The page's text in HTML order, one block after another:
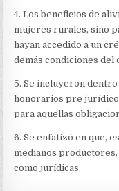
4. Los beneficios de
mujeres rurales, sino
hayan accedido a un
demás condiciones del
5. Se incluyeron
honorarios pre
para aquellas
6. Se enfatizó en que,
medianos
como jurídicas.